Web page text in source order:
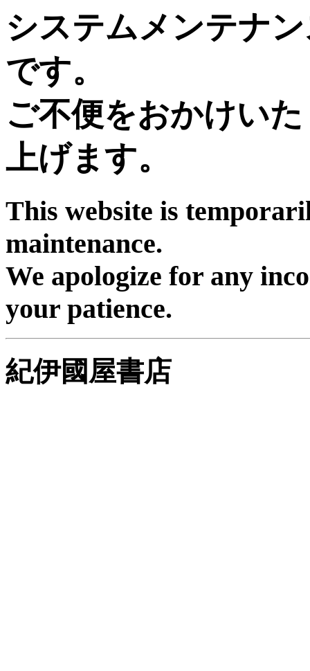
システムメンテナ
です。
ご不便をおかけい
上げます。
This website is
maintenance.
We apologize for any
your patience.
紀伊國屋書店